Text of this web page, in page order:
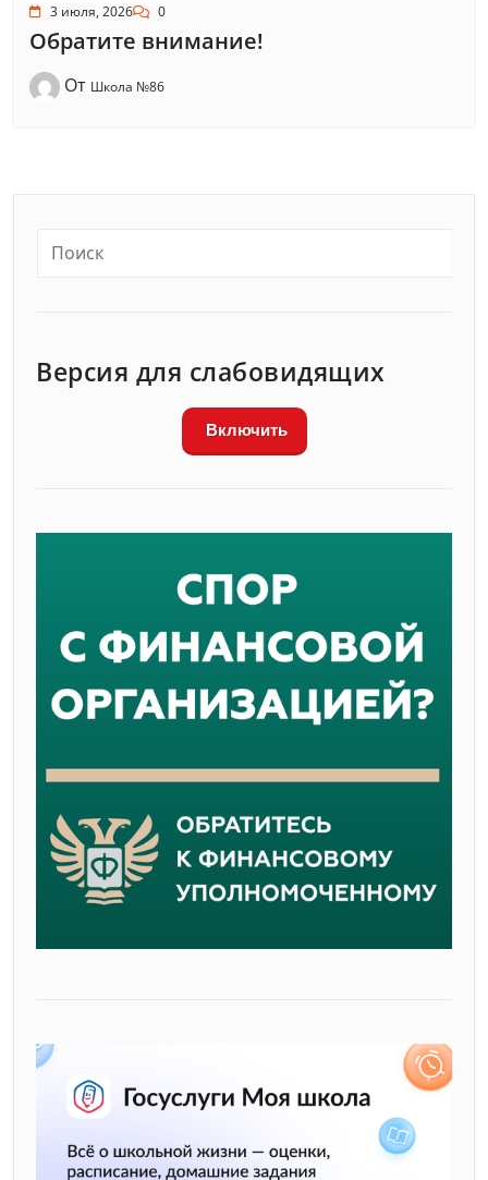
3 июля, 2026 0
Обратите внимание!
От Школа №86
Версия для слабовидящих
Включить